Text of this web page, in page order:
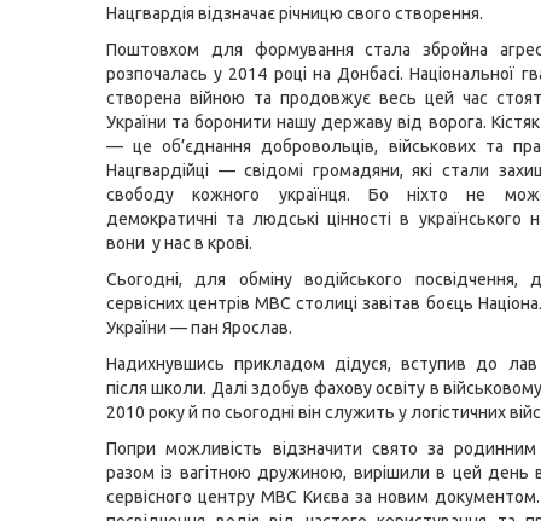
Нацгвардія відзначає річницю свого створення.
Поштовхом для формування стала збройна
розпочалась у 2014 році на Донбасі. Національної
створена війною та продовжує весь цей час
України та боронити нашу державу від ворога.
— це об’єднання добровольців, військових та
Нацгвардійці — свідомі громадяни, які стали
свободу кожного українця. Бо ніхто не
демократичні та людські цінності в українського
вони у нас в крові.
Сьогодні, для обміну водійського
сервісних центрів МВС столиці завітав боєць
України — пан Ярослав.
Надихнувшись прикладом дідуся, вступив до
після школи. Далі здобув фахову освіту в
2010 року й по сьогодні він служить у логістичних
Попри можливість відзначити свято за
разом із вагітною дружиною, вирішили в цей день
сервісного центру МВС Києва за новим